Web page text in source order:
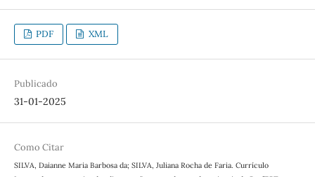
PDF XML
Publicado
31-01-2025
Como Citar
SILVA, Daianne Maria Barbosa da; SILVA, Juliana Rocha de Faria. Currículo